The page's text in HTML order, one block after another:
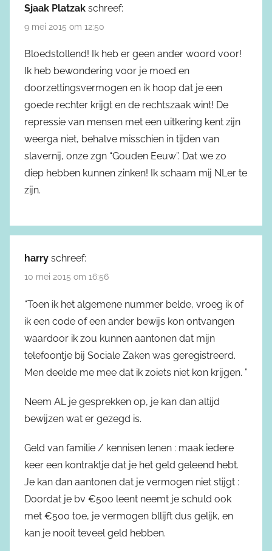
Sjaak Platzak schreef:
9 mei 2015 om 12:50
Bloedstollend! Ik heb er geen ander woord voor!
Ik heb bewondering voor je moed en
doorzettingsvermogen en ik hoop dat je een
goede rechter krijgt en de rechtszaak wint! De
repressie van mensen met een uitkering kent zijn
weerga niet, behalve misschien in tijden van
slavernij, onze zgn “Gouden Eeuw”. Dat we zo
diep hebben kunnen zinken! Ik schaam mij NLer te
zijn.
harry schreef:
10 mei 2015 om 16:56
“Toen ik het algemene nummer belde, vroeg ik of
ik een code of een ander bewijs kon ontvangen
waardoor ik zou kunnen aantonen dat mijn
telefoontje bij Sociale Zaken was geregistreerd.
Men deelde me mee dat ik zoiets niet kon krijgen. ”
Neem AL je gesprekken op, je kan dan altijd
bewijzen wat er gezegd is.
Geld van familie / kennisen lenen : maak iedere
keer een kontraktje dat je het geld geleend hebt.
Je kan dan aantonen dat je vermogen niet stijgt :
Doordat je bv €500 leent neemt je schuld ook
met €500 toe, je vermogen bllijft dus gelijk, en
kan je nooit teveel geld hebben.